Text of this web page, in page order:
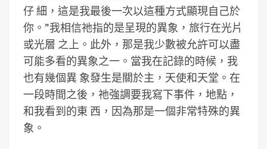
仔 細，這是我最後一次以這種方式顯現自己於
你。”我相信祂指的是呈現的異象，旅行在光片
或光層 之上。此外，那是我少數被允許可以盡
可能多看的異象之一。當我在記錄的時候，我
也有幾個異 象發生是關於主，天使和天堂。在
一段時間之後，祂強調要我寫下事件，地點，
和我看到的東 西，因為那是一個非常特殊的異
象。